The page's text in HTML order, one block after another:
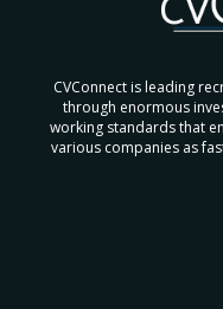
CVConnect is leading
through enormous
working standards that
various companies as